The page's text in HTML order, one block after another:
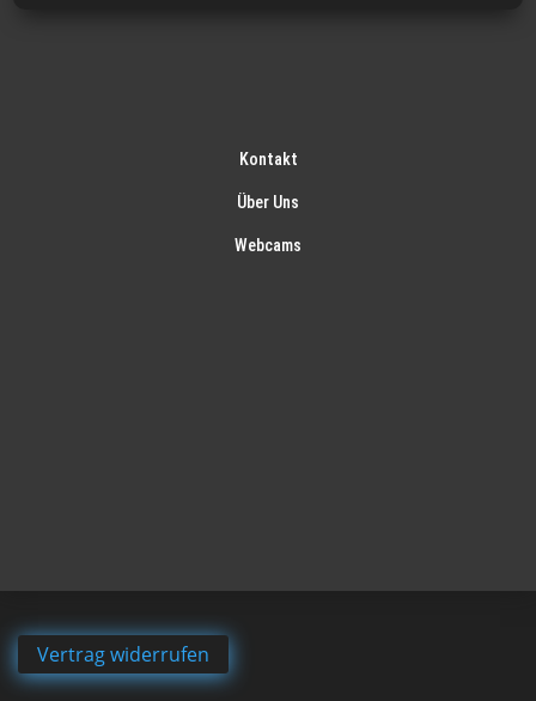
Kontakt
Über Uns
Webcams
Vertrag widerrufen